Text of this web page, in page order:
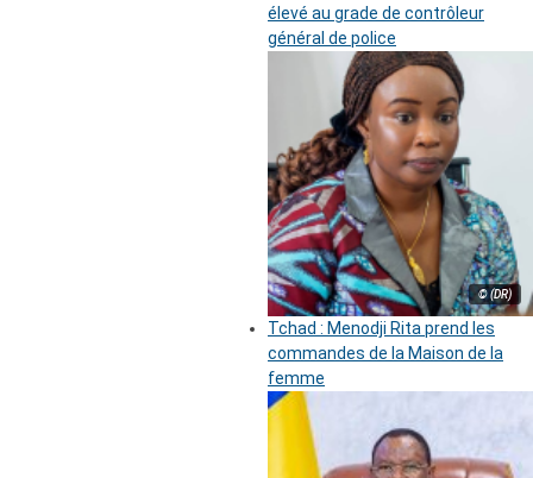
élevé au grade de contrôleur
général de police
© (DR)
Tchad : Menodji Rita prend les
commandes de la Maison de la
femme